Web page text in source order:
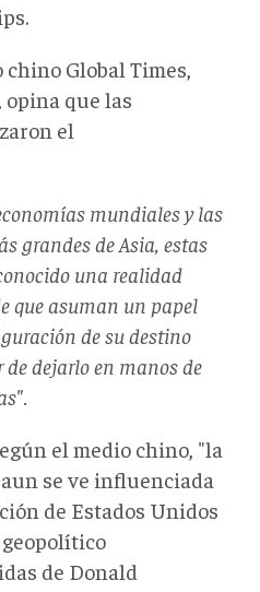
Global Times,
, opina que las
el
mundiales y las
grandes de Asia, estas
una realidad
que asuman un papel
de su destino
dejarlo en manos de
el medio chino, "la
se ve influenciada
de Estados Unidos
de Donald